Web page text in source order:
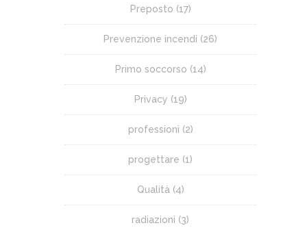
Preposto (17)
Prevenzione incendi (26)
Primo soccorso (14)
Privacy (19)
professioni (2)
progettare (1)
Qualità(4)
radiazioni (3)